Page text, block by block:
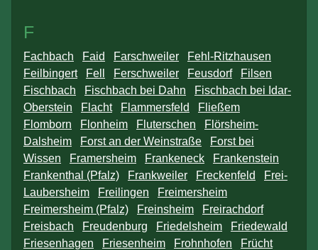
F
Fachbach Faid Farschweiler
Fehl-Ritzhausen
Feilbingert
Fell Ferschweiler Feusdorf
Filsen
Fischbach
Fischbach bei Dahn
Fischbach bei Idar-
Oberstein
Flacht Flammersfeld
Fließem
Flomborn
Flonheim Fluterschen
Flörsheim-
Dalsheim
Forst an der Weinstraße
Forst bei
Wissen
Framersheim Frankeneck
Frankenstein
Frankenthal (Pfalz)
Frankweiler Freckenfeld
Frei-
Laubersheim
Freilingen
Freimersheim
Freimersheim (Pfalz)
Freinsheim
Freirachdorf
Freisbach
Freudenburg Friedelsheim
Friedewald
Friesenhagen
Friesenheim Frohnhofen
Frücht